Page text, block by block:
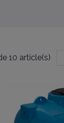
10 article(s)